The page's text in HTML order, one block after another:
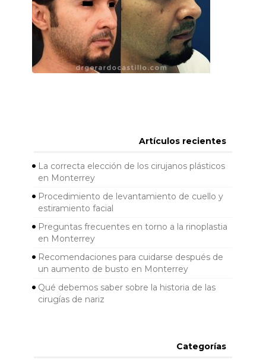
Artículos recientes
La correcta elección de los cirujanos plásticos
en Monterrey
Procedimiento de levantamiento de cuello y
estiramiento facial
Preguntas frecuentes en torno a la rinoplastia
en Monterrey
Recomendaciones para cuidarse después de
un aumento de busto en Monterrey
Qué debemos saber sobre la historia de las
cirugías de nariz
Categorías